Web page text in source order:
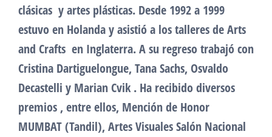
clásicas y artes plásticas. Desde 1992 a 1999
estuvo en Holanda y asistió a los talleres de Arts
and Crafts en Inglaterra. A su regreso trabajó con
Cristina Dartiguelongue, Tana Sachs, Osvaldo
Decastelli y Marian Cvik . Ha recibido diversos
premios , entre ellos, Mención de Honor
MUMBAT (Tandil), Artes Visuales Salón Nacional